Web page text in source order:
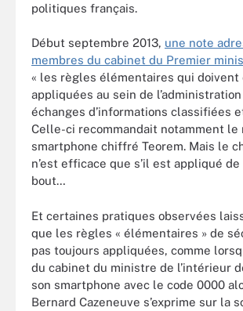
politiques français.
Début septembre 2013, une note
membres du cabinet du Premier
« les règles élémentaires qui doivent
appliquées au sein de
échanges d’informations classifiées
Celle-ci recommandait notamment le
smartphone chiffré Teorem. Mais le
n’est efficace que s’il est appliqué
bout…
Et certaines pratiques observées
que les règles « élémentaires » de
pas toujours appliquées, comme
du cabinet du ministre de l’intérieur
son smartphone avec le code 0000
Bernard Cazeneuve s’exprime sur la